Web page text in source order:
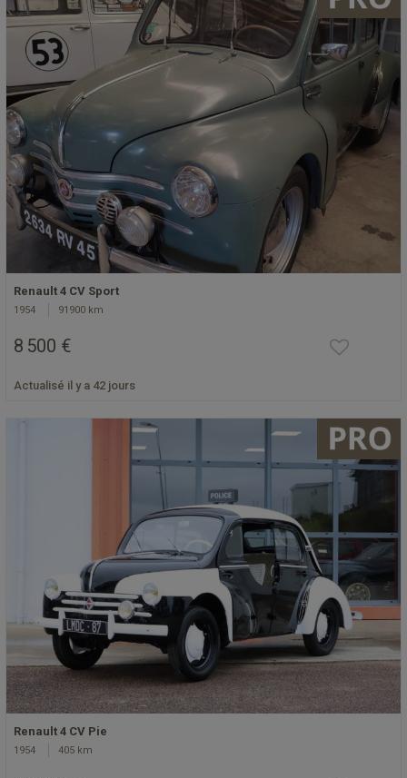
Renault 4 CV Sport
1954 91900 km
8 500 €
Actualisé il y a 42 jours
Renault 4 CV Pie
1954 405 km